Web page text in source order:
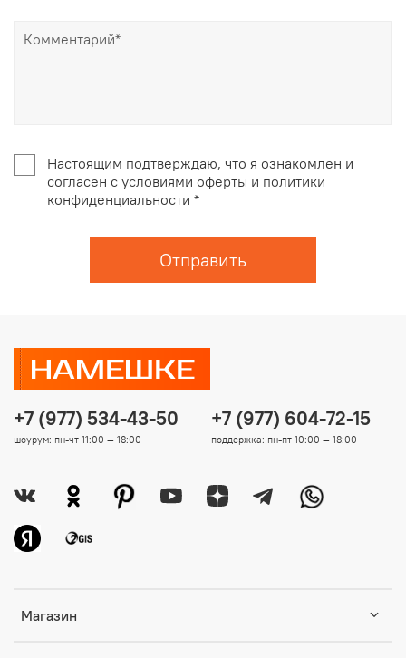
Настоящим подтверждаю, что я ознакомлен и
согласен с условиями оферты и политики
конфиденциальности *
Отправить
Магазин
+7 (977) 534-43-50
шоурум: пн-чт 11:00 — 18:00
+7 (977) 604-72-15
поддержка: пн-пт 10:00 — 18:00